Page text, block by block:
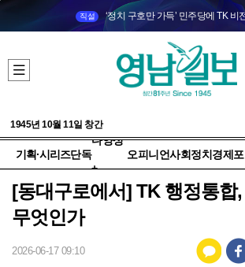
직설 ‘정치 구호만 가득’ 민주당에 TK 비
1945년 10월 11일 창간
기획·시리즈단독
다양성
+
오피니언사회정치 경제
[동대구로에서] TK 행정통합
무엇인가
2026-06-17 09:10